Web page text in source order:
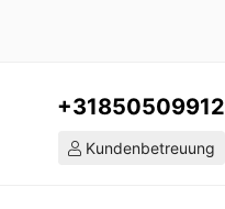
+31850509912
Kundenbetreuung